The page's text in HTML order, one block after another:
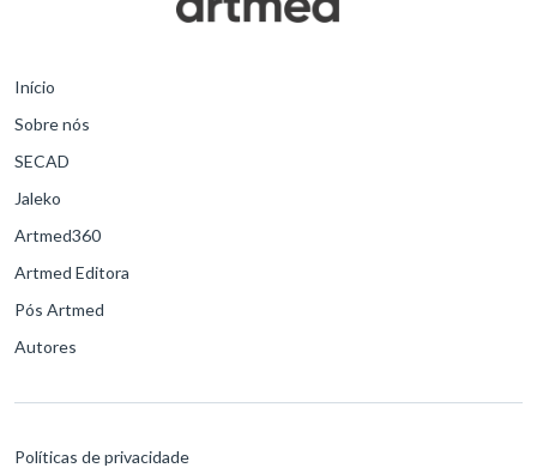
Início
Sobre nós
SECAD
Jaleko
Artmed360
Artmed Editora
Pós Artmed
Autores
Políticas de privacidade